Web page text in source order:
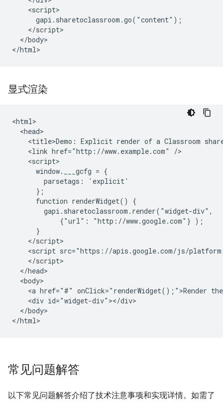
    <script>
      gapi.sharetoclassroom.go("content");
    </script>
  </body>
显式渲染
<html>
  <head>
<title>Demo: Explicit render of a Classroom
    <link href="http://www.example.com" />
    <script>
      window.___gcfg = {
        parsetags: 'explicit'
      };
      function renderWidget() {
        gapi.sharetoclassroom.render("widget-div",
            {"url": "http://www.google.com"} );
      }
    </script>
<script src="https://apis.google.com/js/
    </script>
  </head>
  <body>
<a href="#" onClick="renderWidget();">Render
    <div id="widget-div"></div>
  </body>
常见问题解答
以下常见问题解答介绍了技术注意事项和实现详情。如需了